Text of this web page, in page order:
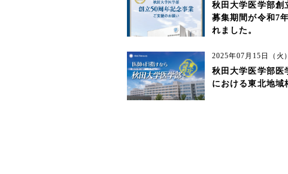
秋田大学医学部創
募集期間が令和7
れました。
2025年07月15日（火）
秋田大学医学部医
における東北地域